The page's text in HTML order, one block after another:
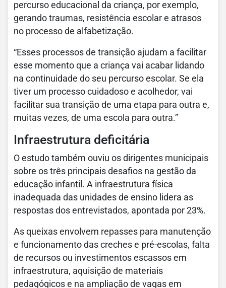
percurso educacional da criança, por exemplo,
gerando traumas, resistência escolar e atrasos
no processo de alfabetização.
“Esses processos de transição ajudam a facilitar
esse momento que a criança vai acabar lidando
na continuidade do seu percurso escolar. Se ela
tiver um processo cuidadoso e acolhedor, vai
facilitar sua transição de uma etapa para outra e,
muitas vezes, de uma escola para outra.”
Infraestrutura deficitária
O estudo também ouviu os dirigentes municipais
sobre os três principais desafios na gestão da
educação infantil. A infraestrutura física
inadequada das unidades de ensino lidera as
respostas dos entrevistados, apontada por 23%.
As queixas envolvem repasses para manutenção
e funcionamento das creches e pré-escolas, falta
de recursos ou investimentos escassos em
infraestrutura, aquisição de materiais
pedagógicos e na ampliação de vagas em